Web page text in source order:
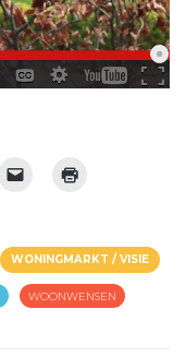
WONINGMARKT / VISIE
WOONWENSEN